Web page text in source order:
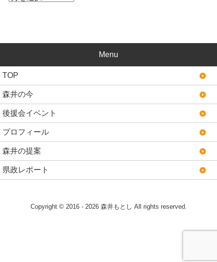
Menu
TOP
森井の今
後援会イベント
プロフィール
森井の提案
県政レポート
Copyright © 2016 - 2026 森井もとし All rights reserved.